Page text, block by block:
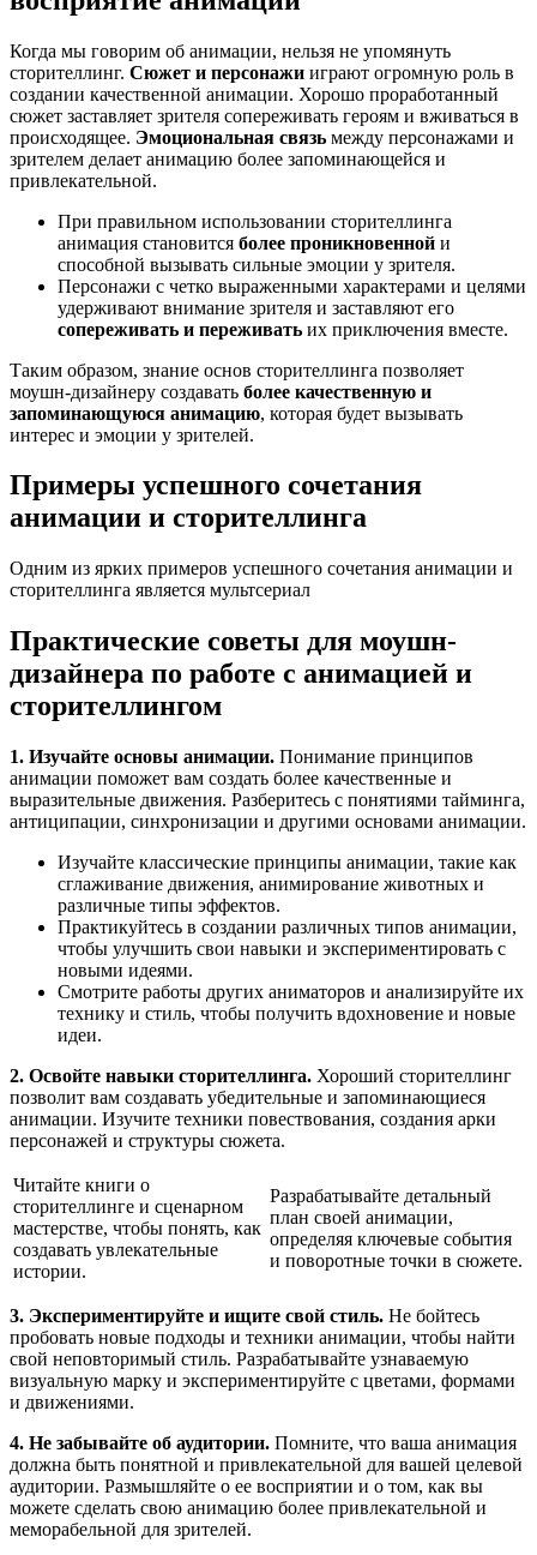
Когда мы говорим об анимации, нельзя не упомянуть
сторителлинг. Сюжет и персонажи играют огромную роль в
создании качественной анимации. Хорошо проработанный
сюжет заставляет зрителя сопереживать героям и вживаться в
происходящее. Эмоциональная связь между персонажами и
зрителем делает анимацию более запоминающейся и
привлекательной.
При правильном использовании сторителлинга
анимация становится более проникновенной и
способной вызывать сильные эмоции у зрителя.
Персонажи с четко выраженными характерами и целями
удерживают внимание зрителя и заставляют его
сопереживать и переживать их приключения вместе.
Таким образом, знание основ сторителлинга позволяет
моушн-дизайнеру создавать более качественную и
запоминающуюся анимацию, которая будет вызывать
интерес и эмоции у зрителей.
Примеры успешного сочетания
анимации и сторителлинга
Одним из ярких примеров успешного сочетания анимации и
сторителлинга является мультсериал
Практические советы для моушн-
дизайнера по работе с анимацией и
сторителлингом
1. Изучайте основы анимации. Понимание принципов
анимации поможет вам создать более качественные и
выразительные движения. Разберитесь с понятиями тайминга,
антиципации, синхронизации и другими основами анимации.
Изучайте классические принципы анимации, такие как
сглаживание движения, анимирование животных и
различные типы эффектов.
Практикуйтесь в создании различных типов анимации,
чтобы улучшить свои навыки и экспериментировать с
новыми идеями.
Смотрите работы других аниматоров и анализируйте их
технику и стиль, чтобы получить вдохновение и новые
идеи.
2. Освойте навыки сторителлинга. Хороший сторителлинг
позволит вам создавать убедительные и запоминающиеся
анимации. Изучите техники повествования, создания арки
персонажей и структуры сюжета.
Читайте книги о
сторителлинге и сценарном
мастерстве, чтобы понять, как
создавать увлекательные
истории.
Разрабатывайте детальный
план своей анимации,
определяя ключевые события
и поворотные точки в сюжете.
3. Экспериментируйте и ищите свой стиль. Не бойтесь
пробовать новые подходы и техники анимации, чтобы найти
свой неповторимый стиль. Разрабатывайте узнаваемую
визуальную марку и экспериментируйте с цветами, формами
и движениями.
4. Не забывайте об аудитории. Помните, что ваша анимация
должна быть понятной и привлекательной для вашей целевой
аудитории. Размышляйте о ее восприятии и о том, как вы
можете сделать свою анимацию более привлекательной и
меморабельной для зрителей.